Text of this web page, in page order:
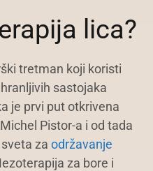
lica?
tretman koji koristi
sastojaka
je prvi put otkrivena
Pistor-a i od tada
za održavanje
za bore i